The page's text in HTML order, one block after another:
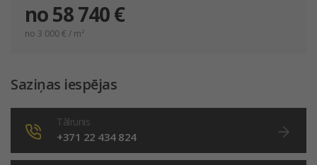
no 58 740 €
no 3 000€ / m²
Saziņas iespējas
Tālrunis
+371 22 434 824